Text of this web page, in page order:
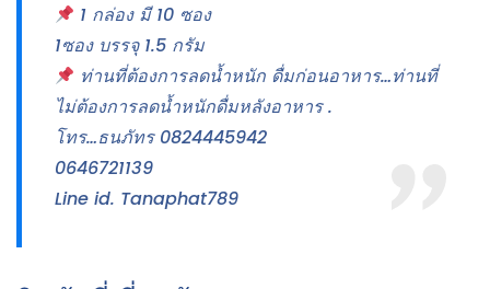
1 กล่อง มี 10 ซอง
1ซอง บรรจุ 1.5 กรัม
ท่านที่ต้องการลดน้ำหนัก ดื่มก่อนอาหาร…ท่านที่
ไม่ต้องการลดน้ำหนักดื่มหลังอาหาร .
โทร…ธนภัทร 0824445942
0646721139
Line id. Tanaphat789